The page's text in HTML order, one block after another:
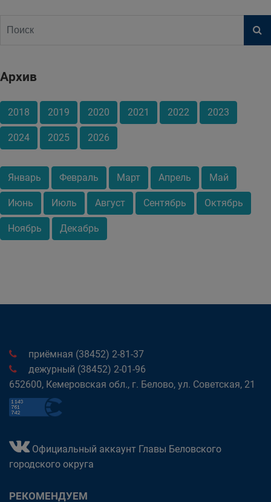
Архив
2018 2019 2020 2021 2022 2023
2024 2025 2026
Январь Февраль Март Апрель Май
Июнь Июль Август Сентябрь Октябрь
Ноябрь Декабрь
приёмная (38452) 2-81-37
дежурный (38452) 2-01-96
652600, Кемеровская обл., г. Белово, ул. Советская, 21
Официальный аккаунт Главы Беловского
городского округа
РЕКОМЕНДУЕМ